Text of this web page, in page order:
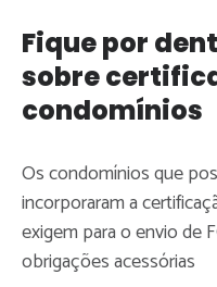
Fique por
sobre
condomínios
Os condomínios que
incorporaram a
exigem para o envio de
obrigações acessórias